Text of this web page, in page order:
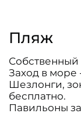
Пляж
Заход в море
Шезлонги,
бесплатно.
Павильоны